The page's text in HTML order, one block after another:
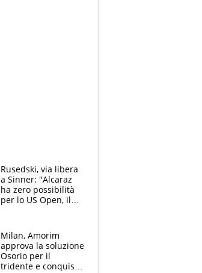
Rusedski, via libera
a Sinner: "Alcaraz
ha zero possibilità
per lo US Open, il
Milan, Amorim
approva la soluzione
Osorio per il
tridente e conquista